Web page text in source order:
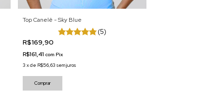
Top Canelê - Sky Blue
(5)
R$169,90
R$161,41 com Pix
3 xde R$56,63 sem juros
Comprar